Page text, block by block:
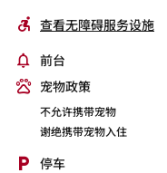
查看无障碍服务设施
前台
宠物政策
不允许携带宠物
谢绝携带宠物入住
停车